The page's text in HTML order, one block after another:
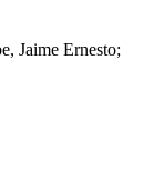
Jaime Ernesto;